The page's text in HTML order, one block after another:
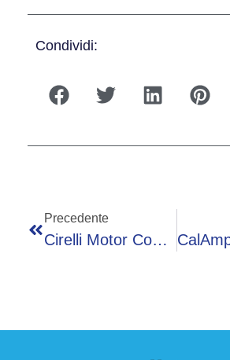
Condividi:
Precedente
Cirelli Motor Company Amplia La Gamma